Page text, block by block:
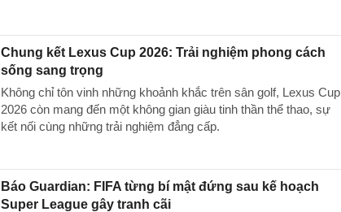
Chung kết Lexus Cup 2026: Trải nghiệm phong cách
sống sang trọng
Không chỉ tôn vinh những khoảnh khắc trên sân golf, Lexus Cup
2026 còn mang đến một không gian giàu tinh thần thể thao, sự
kết nối cùng những trải nghiệm đẳng cấp.
Báo Guardian: FIFA từng bí mật đứng sau kế hoạch
Super League gây tranh cãi